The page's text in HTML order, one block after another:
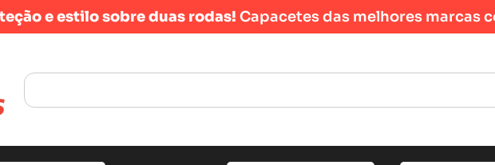
e estilo sobre duas rodas! Capacetes das melhores marcas